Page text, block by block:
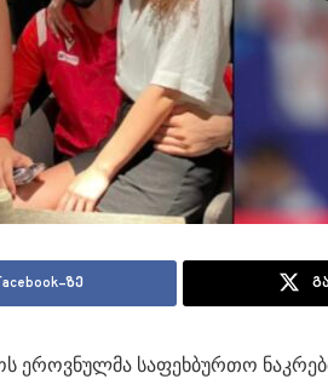
ზე
ეროვნულმა საფეხბურთო